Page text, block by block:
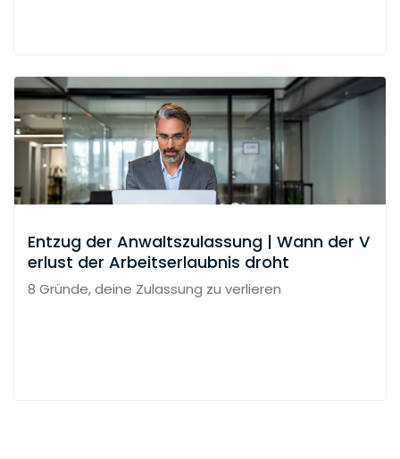
Entzug der Anwaltszulassung | Wann der V
erlust der Arbeitserlaubnis droht
8 Gründe, deine Zulassung zu verlieren